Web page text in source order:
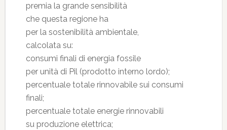
premia la grande sensibilità
che questa regione ha
per la sostenibilità ambientale,
calcolata su:
consumi finali di energia fossile
per unità di Pil (prodotto interno lordo);
percentuale totale rinnovabile sui consumi
finali;
percentuale totale energie rinnovabili
su produzione elettrica;